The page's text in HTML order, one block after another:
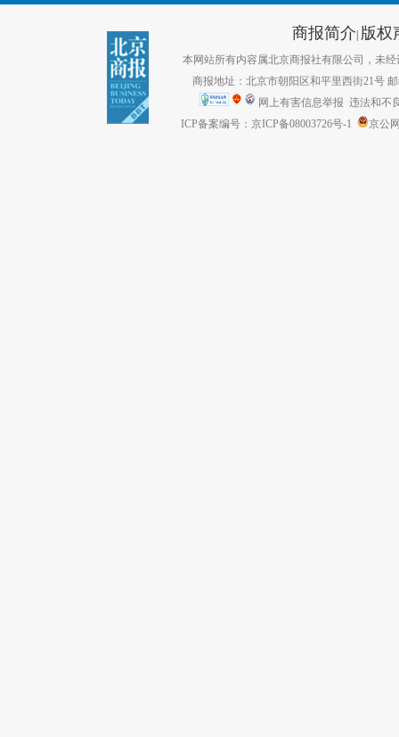
商报简介| 版权
本网站所有内容属北京商报社有限公司，未经
商报地址：北京市朝阳区和平里西街21号
网上有害信息举报 违法和不
ICP备案编号：京ICP备08003726号-1
京公